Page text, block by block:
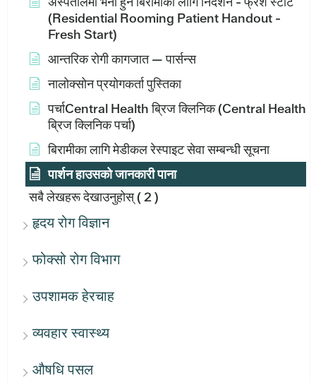
(Residential Rooming Patient Handout -
Fresh Start)
आन्तरिक रोगी कागजात — पार्सन्स
नालोक्सोन प्रयोगकर्ता पुस्तिका
पर्चाCentral Health ब्रिज क्लिनिक (Central Health
ब्रिज क्लिनिक पर्चा)
बिरामीका लागि मेडीकल रेस्पाइट सेवा सम्बन्धी सूचना
पार्शन हाउसको जानकारी पाना
सबै लेखहरू देखाउनुहोस्( 2 )
हृदय रोग विज्ञान
फोक्सो रोग विभाग
उपशामक हेरचाह
व्यवहार स्वास्थ्य
औषधि पसल